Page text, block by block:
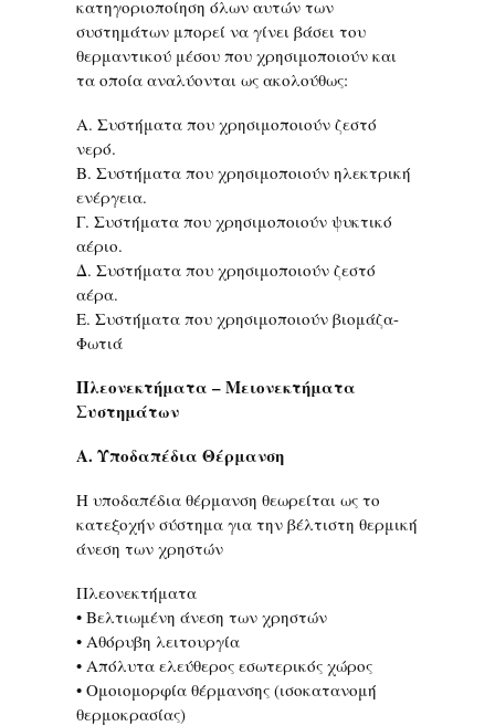
κατηγοριοποίηση όλων αυτών των
συστημάτων μπορεί να γίνει βάσει του
θερμαντικού μέσου που χρησιμοποιούν και
τα οποία αναλύονται ως ακολούθως:
Α. Συστήματα που χρησιμοποιούν ζεστό
νερό.
Β. Συστήματα που χρησιμοποιούν ηλεκτρική
ενέργεια.
Γ. Συστήματα που χρησιμοποιούν ψυκτικό
αέριο.
Δ. Συστήματα που χρησιμοποιούν ζεστό
αέρα.
Ε. Συστήματα που χρησιμοποιούν βιομάζα-
Φωτιά
Πλεονεκτήματα – Μειονεκτήματα
Συστημάτων
Α. Υποδαπέδια Θέρμανση
Η υποδαπέδια θέρμανση θεωρείται ως το
κατεξοχήν σύστημα για την βέλτιστη θερμική
άνεση των χρηστών
Πλεονεκτήματα
• Βελτιωμένη άνεση των χρηστών
• Αθόρυβη λειτουργία
• Απόλυτα ελεύθερος εσωτερικός χώρος
• Ομοιομορφία θέρμανσης (ισοκατανομή
θερμοκρασίας)